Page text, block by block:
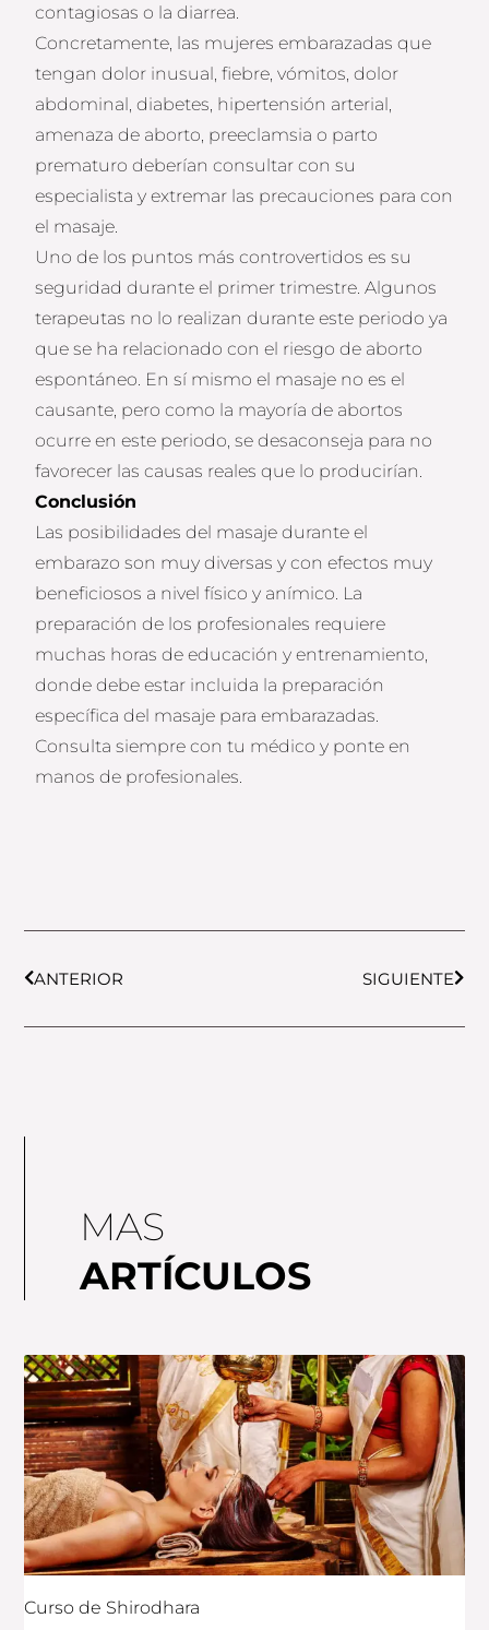
contagiosas o la diarrea.
Concretamente, las mujeres embarazadas que
tengan dolor inusual, fiebre, vómitos, dolor
abdominal, diabetes, hipertensión arterial,
amenaza de aborto, preeclamsia o parto
prematuro deberían consultar con su
especialista y extremar las precauciones para con
el masaje.
Uno de los puntos más controvertidos es su
seguridad durante el primer trimestre. Algunos
terapeutas no lo realizan durante este periodo ya
que se ha relacionado con el riesgo de aborto
espontáneo. En sí mismo el masaje no es el
causante, pero como la mayoría de abortos
ocurre en este periodo, se desaconseja para no
favorecer las causas reales que lo producirían.
Conclusión
Las posibilidades del masaje durante el
embarazo son muy diversas y con efectos muy
beneficiosos a nivel físico y anímico. La
preparación de los profesionales requiere
muchas horas de educación y entrenamiento,
donde debe estar incluida la preparación
específica del masaje para embarazadas.
Consulta siempre con tu médico y ponte en
manos de profesionales.
ANTERIOR
SIGUIENTE
MAS
ARTÍCULOS
Curso de Shirodhara